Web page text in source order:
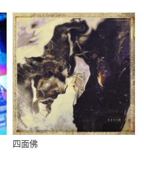
四面佛